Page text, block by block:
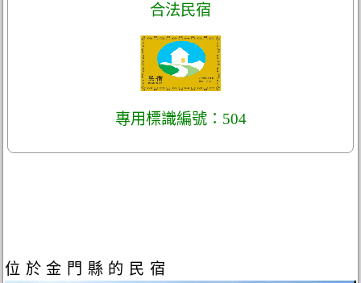
合法民宿
專用標識編號：504
位於金門縣的民宿